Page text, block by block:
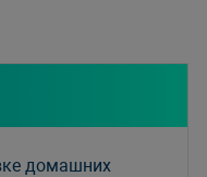
домашних